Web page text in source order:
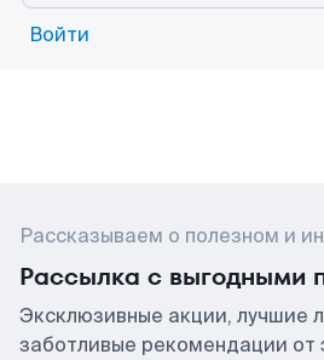
Войти
Рассказываем о полезном и
Рассылка с выгодными
Эксклюзивные акции, лучшие
заботливые рекомендации от